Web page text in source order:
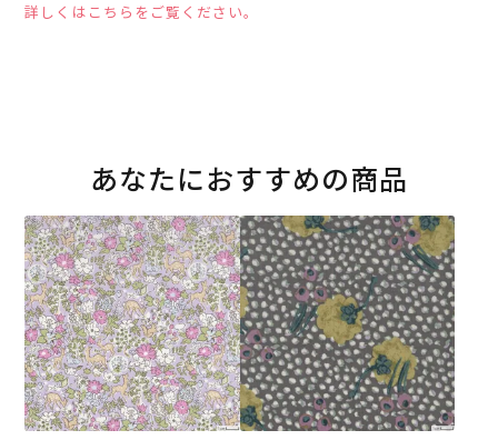
詳しくはこちらをご覧ください。
あなたにおすすめの商品